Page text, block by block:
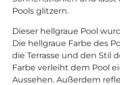
Pools glitzern.
Dieser hellgraue Pool
Die hellgraue Farbe des
die Terrasse und den Stil
Farbe verleiht dem Pool
Aussehen. Außerdem